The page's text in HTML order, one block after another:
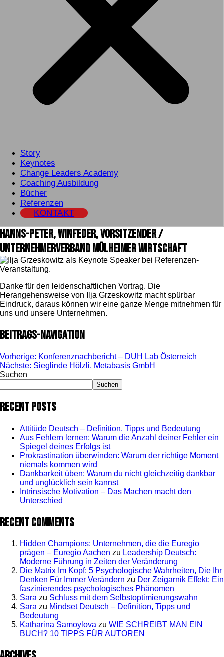
Story
Keynotes
Change Leaders Academy
Coaching Ausbildung
Bücher
Referenzen
KONTAKT
Hanns-Peter, Winfeder, Vorsitzender /
Unternehmerverband Mülheimer Wirtschaft
Danke für den leidenschaftlichen Vortrag. Die
Herangehensweise von Ilja Grzeskowitz macht spürbar
Eindruck, daraus können wir eine ganze Menge mitnehmen für
uns und unsere Unternehmen.
Beitrags-Navigation
Vorherige: Konferenznachbericht – DUH Lab Österreich
Nächste: Sieglinde Hölzli, Metabasis GmbH
Suchen
Suchen
Recent Posts
Attitüde Deutsch – Definition, Tipps und Bedeutung
Aus Fehlern lernen: Warum die Anzahl deiner Fehler ein
Spiegel deines Erfolgs ist
Prokrastination überwinden: Warum der richtige Moment
niemals kommen wird
Dankbarkeit üben: Warum du nicht gleichzeitig dankbar
und unglücklich sein kannst
Intrinsische Motivation – Das Machen macht den
Unterschied
Recent Comments
Hidden Champions: Unternehmen, die die Euregio
prägen – Euregio Aachen zu Leadership Deutsch:
Moderne Führung in Zeiten der Veränderung
Die Matrix Im Kopf: 5 Psychologische Wahrheiten, Die Ihr
Denken Für Immer Verändern zu Der Zeigarnik Effekt: Ein
faszinierendes psychologisches Phänomen
Sara zu Schluss mit dem Selbstoptimierungswahn
Sara zu Mindset Deutsch – Definition, Tipps und
Bedeutung
Katharina Samoylova zu WIE SCHREIBT MAN EIN
BUCH? 10 TIPPS FÜR AUTOREN